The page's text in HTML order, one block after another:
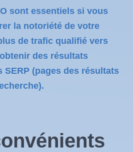
sont essentiels si vous
la notoriété de votre
de trafic qualifié vers
des résultats
SERP (pages des résultats